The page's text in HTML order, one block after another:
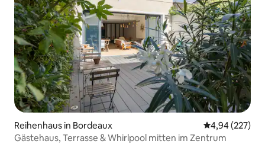
Reihenhaus in Bordeaux
4,94 (227)
Gästehaus, Terrasse & Whirlpool mitten im Zentrum